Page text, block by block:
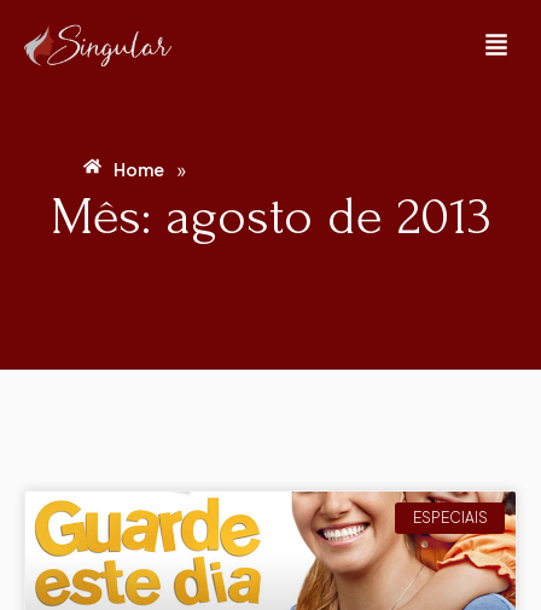
Home »
Mês: agosto de 2013
ESPECIAIS